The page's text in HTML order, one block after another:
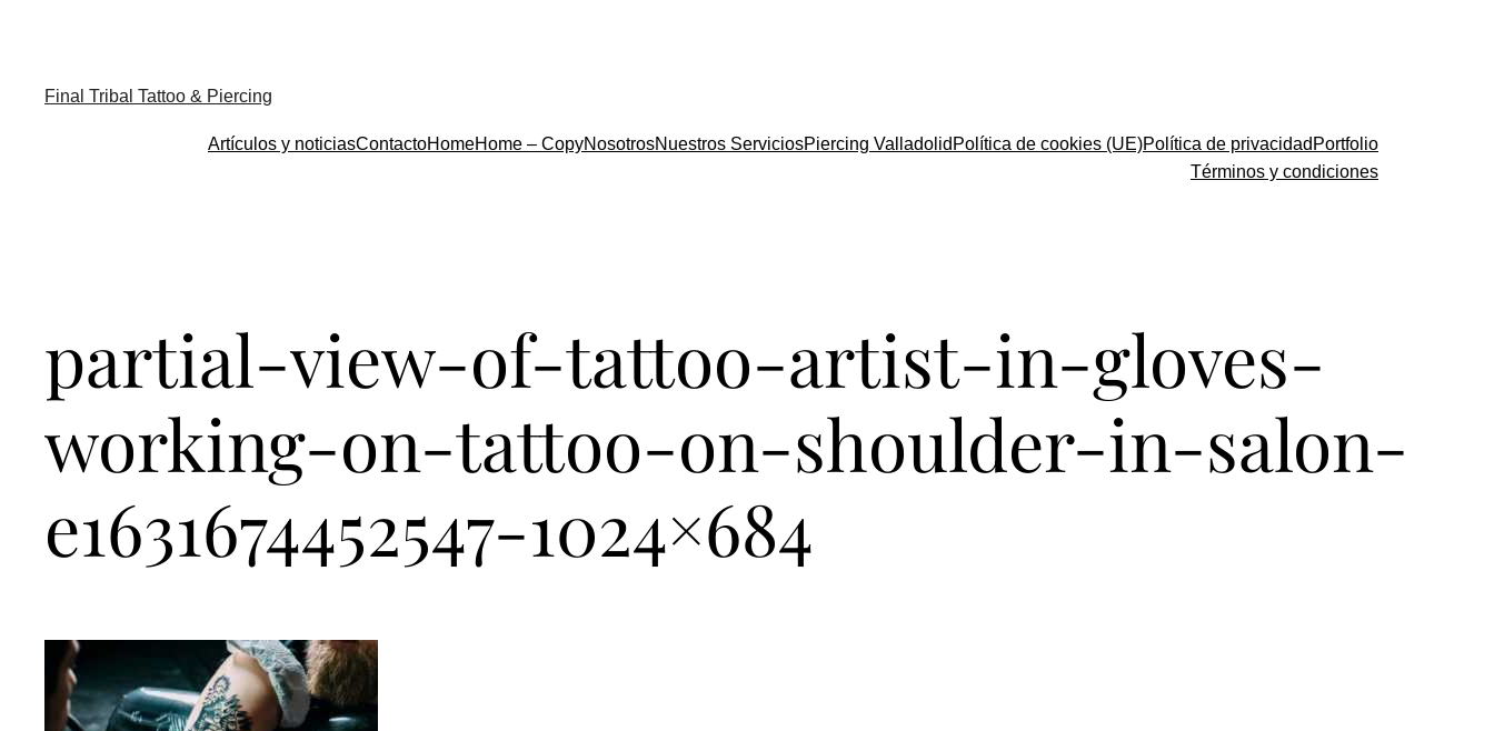
Final Tribal Tattoo & Piercing
Artículos y noticiasContactoHomeHome – CopyNosotrosNuestros ServiciosPiercing Valladolid Política de cookies (UE)Política de privacidad Portfolio
Términos y condiciones
partial-view-of-tattoo-artist-in-gloves-
working-on-tattoo-on-shoulder-in-salon-
e1631674452547-1024×684